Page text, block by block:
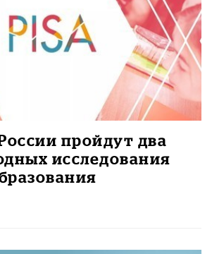
пройдут два
исследования